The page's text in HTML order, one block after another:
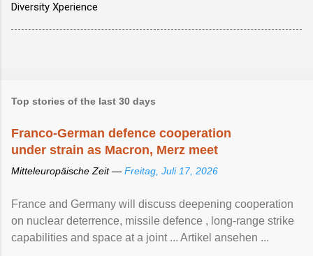
Diversity Xperience
Top stories of the last 30 days
Franco-German defence cooperation
under strain as Macron, Merz meet
Mitteleuropäische Zeit — Freitag, Juli 17, 2026
France and Germany will discuss deepening cooperation
on nuclear ‌deterrence, missile defence , long-range strike
capabilities and space at a joint ... Artikel ansehen ...